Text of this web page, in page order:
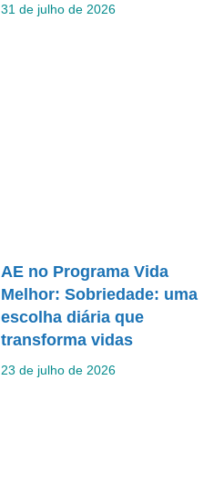
31 de julho de 2026
AE no Programa Vida
Melhor: Sobriedade: uma
escolha diária que
transforma vidas
23 de julho de 2026